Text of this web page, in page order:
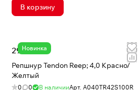
В корзину
Новинка
296 ₸
Репшнур Tendon Reep; 4,0 Красно/
Желтый
0 0 В наличииАрт.A040TR42S100R